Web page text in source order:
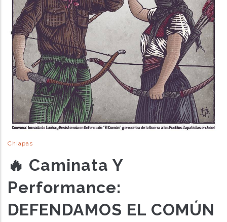
Chiapas
🔥 Caminata Y
Performance:
DEFENDAMOS EL COMÚN